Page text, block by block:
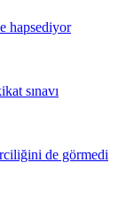
hapsediyor
sınavı
de görmedi